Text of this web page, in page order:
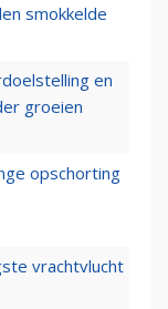
smokkelde
en
groeien
opschorting
vrachtvlucht